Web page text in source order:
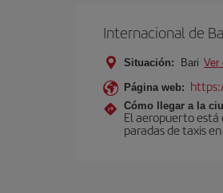
Internacional de
Situación: Bari Ver
Página web:
Cómo llegar a la
El aeropuerto está
paradas de taxis